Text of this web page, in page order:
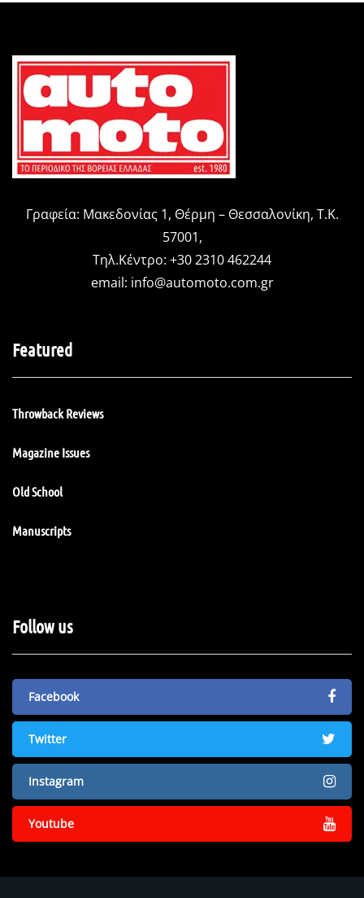
Γραφεία: Μακεδονίας 1, Θέρμη – Θεσσαλονίκη, Τ.Κ.
57001,
Τηλ.Κέντρο: +30 2310 462244
email: info@automoto.com.gr
Featured
Throwback Reviews
Magazine Issues
Old School
Manuscripts
Follow us
Facebook
Twitter
Instagram
Youtube